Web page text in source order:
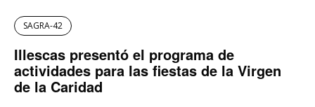
SAGRA-42
Illescas presentó el programa de
actividades para las fiestas de la Virgen
de la Caridad